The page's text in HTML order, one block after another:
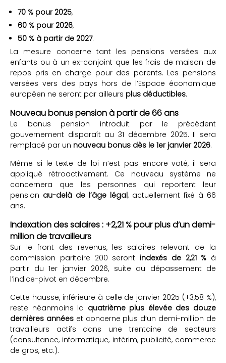
70 % pour 2025,
60 % pour 2026,
50 % à partir de 2027.
La mesure concerne tant les pensions versées aux
enfants ou à un ex-conjoint que les frais de maison de
repos pris en charge pour des parents. Les pensions
versées vers des pays hors de l’Espace économique
européen ne seront par ailleurs plus déductibles.
Nouveau bonus pension à partir de 66 ans
Le bonus pension introduit par le précédent
gouvernement disparaît au 31 décembre 2025. Il sera
remplacé par un nouveau bonus dès le 1er janvier 2026.
Même si le texte de loi n’est pas encore voté, il sera
appliqué rétroactivement. Ce nouveau système ne
concernera que les personnes qui reportent leur
pension au-delà de l’âge légal, actuellement fixé à 66
ans.
Indexation des salaires : +2,21 % pour plus d’un demi-
million de travailleurs
Sur le front des revenus, les salaires relevant de la
commission paritaire 200 seront indexés de 2,21 % à
partir du 1er janvier 2026, suite au dépassement de
l’indice-pivot en décembre.
Cette hausse, inférieure à celle de janvier 2025 (+3,58 %),
reste néanmoins la quatrième plus élevée des douze
dernières annéeset concerne plus d’un demi-million de
travailleurs actifs dans une trentaine de secteurs
(consultance, informatique, intérim, publicité, commerce
de gros, etc.).